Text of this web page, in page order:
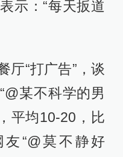
示：“每天扳道
厅“打广告”，谈
某不科学的男
平均10-20，比
“@莫不静好